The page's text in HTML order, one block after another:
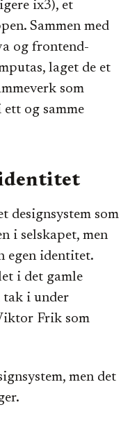
ix3), et
Sammen med
og frontend-
laget de et
som
og samme
designsystem som
i selskapet, men
egen identitet.
i det gamle
tak i under
Frik som
men det